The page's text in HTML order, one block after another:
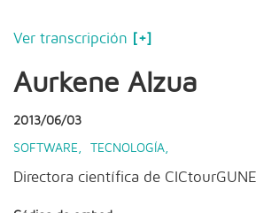
Ver transcripción [+]
Aurkene Alzua
2013/06/03
SOFTWARE TECNOLOGÍA
Directora científica de CICtourGUNE.